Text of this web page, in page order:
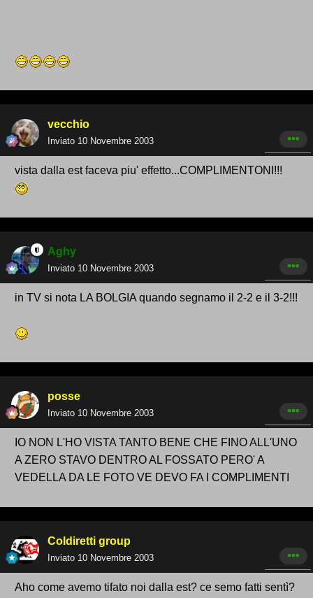
vecchio
Inviato 10 Novembre 2003
vista dalla est faceva piu' effetto...COMPLIMENTONI!!!
Aghy
Inviato 10 Novembre 2003
in TV si nota LA BOLGIA quando segnamo il 2-2 e il 3-2!!!
posse
Inviato 10 Novembre 2003
IO NON L'HO VISTA TANTO BENE CHE FINO ALL'UNO
A ZERO STAVO DENTRO AL FOSSATO PERO' A
VEDELLA DA LE FOTO VE DEVO FA I COMPLIMENTI
Coldiretti group
Inviato 10 Novembre 2003
Aho come avemo tifato noi dalla est? ce semo fatti sentì?